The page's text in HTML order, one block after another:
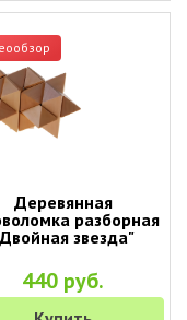
Деревянная
разборная
звезда"
440 руб.